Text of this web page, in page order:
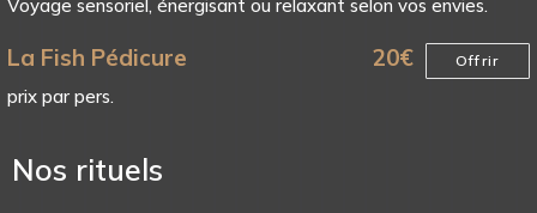
Voyage sensoriel, énergisant ou relaxant selon vos envies.
La Fish Pédicure 20€ Offrir
prix par pers.
Nos rituels